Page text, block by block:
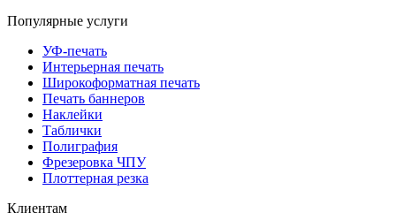
Популярные услуги
УФ-печать
Интерьерная печать
Широкоформатная печать
Печать баннеров
Наклейки
Таблички
Полиграфия
Фрезеровка ЧПУ
Плоттерная резка
Клиентам